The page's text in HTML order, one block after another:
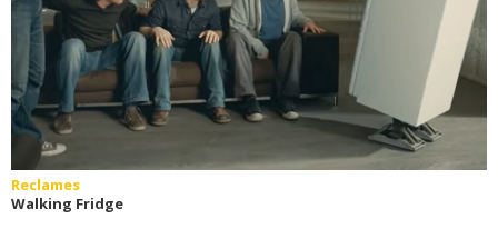
Reclames
Walking Fridge